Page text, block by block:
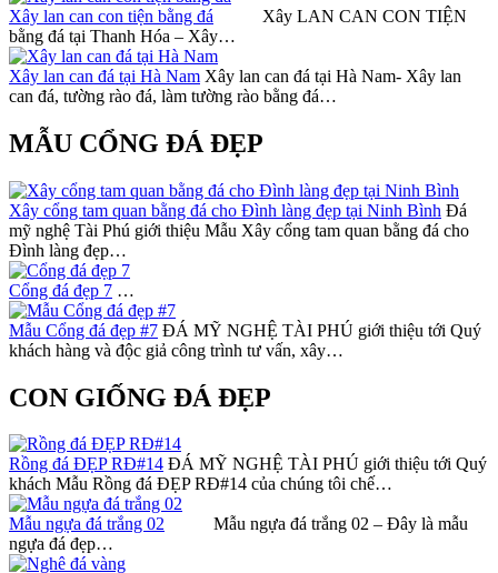
Xây lan can con tiện bằng đá Xây LAN CAN CON TIỆN
bằng đá tại Thanh Hóa – Xây…
Xây lan can đá tại Hà Nam Xây lan can đá tại Hà Nam- Xây lan
can đá, tường rào đá, làm tường rào bằng đá…
MẪU CỔNG ĐÁ ĐẸP
Xây cổng tam quan bằng đá cho Đình làng đẹp tại Ninh Bình Đá
mỹ nghệ Tài Phú giới thiệu Mẫu Xây cổng tam quan bằng đá cho
Đình làng đẹp…
Cổng đá đẹp 7 …
Mẫu Cổng đá đẹp #7 ĐÁ MỸ NGHỆ TÀI PHÚ giới thiệu tới Quý
khách hàng và độc giả công trình tư vấn, xây…
CON GIỐNG ĐÁ ĐẸP
Rồng đá ĐẸP RĐ#14 ĐÁ MỸ NGHỆ TÀI PHÚ giới thiệu tới Quý
khách Mẫu Rồng đá ĐẸP RĐ#14 của chúng tôi chế…
Mẫu ngựa đá trắng 02 Mẫu ngựa đá trắng 02 – Đây là mẫu
ngựa đá đẹp…